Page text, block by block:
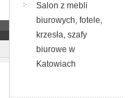
Salon z mebli
biurowych, fotele,
krzesła, szafy
biurowe w
Katowiach